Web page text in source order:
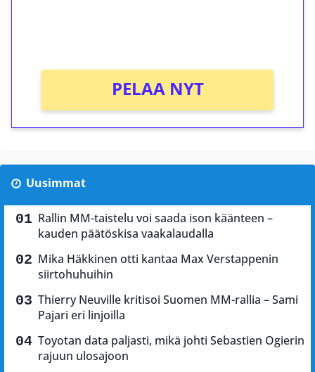
PELAA NYT
Uusimmat
Rallin MM-taistelu voi saada ison käänteen –
kauden päätöskisa vaakalaudalla
Mika Häkkinen otti kantaa Max Verstappenin
siirtohuhuihin
Thierry Neuville kritisoi Suomen MM-rallia – Sami
Pajari eri linjoilla
Toyotan data paljasti, mikä johti Sebastien Ogierin
rajuun ulosajoon